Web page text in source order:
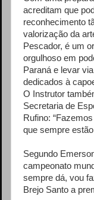
acreditam que
reconhecimento
valorização da
Pescador, é um
orgulhoso em
Paraná e levar
dedicados à
O Instrutor
Secretaria de
Rufino:
que sempre
Segundo
campeonato
sempre dá, vou
Brejo Santo a